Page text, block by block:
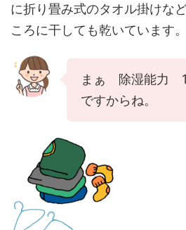
に折り畳み式のタオル掛けな
ころに干しても乾いています。
まぁ 除湿能力
ですからね。